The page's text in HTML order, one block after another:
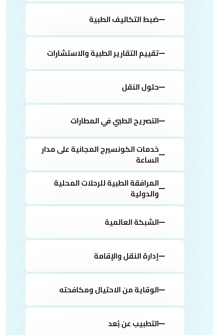
ضبط التكاليف الطبية
تقييم التقارير الطبية والاستشارات
حلول النقل
التصريح الطبي في المطارات
خدمات الكونسيرج المجانية على مدار
الساعة
المرافقة الطبية للرحلات المحلية
والدولية
الشبكة العالمية
إدارة النقل والإقامة
الوقاية من الاحتيال ومكافحته
التطبيب عن بُعد